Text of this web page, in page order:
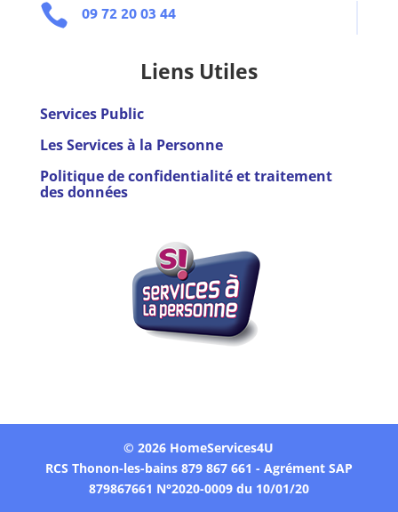
 09 72 20 03 44
Liens Utiles
Services Public
Les Services à la Personne
Politique de confidentialité et traitement
des données
© 2026 HomeServices4U
RCS Thonon-les-bains 879 867 661 - Agrément SAP
879867661 N°2020-0009 du 10/01/20